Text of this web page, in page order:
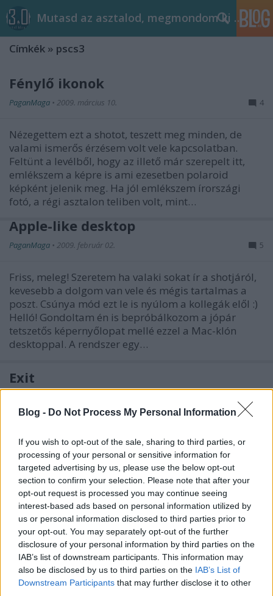
Blog - Do Not Process My Personal Information
If you wish to opt-out of the sale, sharing to third parties, or
processing of your personal or sensitive information for
targeted advertising by us, please use the below opt-out
section to confirm your selection. Please note that after your
opt-out request is processed you may continue seeing
interest-based ads based on personal information utilized by
us or personal information disclosed to third parties prior to
your opt-out. You may separately opt-out of the further
disclosure of your personal information by third parties on the
IAB’s list of downstream participants. This information may
also be disclosed by us to third parties on the IAB’s List of
Downstream Participants that may further disclose it to other
Mutasd az asztalod, megmondom ki vagy!
Címkék » pscs3
Fénylő ikonok
PaganMaga • 2009. március 10. 4
Nézegettem ezt a shotot, teszett meg minden, de
valami ismerős érzésem volt vele kapcsolatban.
Feltünt a levélből, hogy az illető már szerepelt itt,
emlékszem a képre is ami ezesetben polaroid
képként jelenik meg. Ha jól emlékszem írországi
fotó, a régi asztalon teliben volt, mint…
Apple-like desktop
PaganMaga • 2009. február 02. 5
Friss, meleg! Szeretem ha valaki sokat ír a shotjáról,
kevesebb a dolgom van vele és mégis tartalmas a
poszt. Csúnya mód ezt le is nyúlom a kollegák elől :)
Helló! Gondoltam én is bepróbálkozom a jópár
tetszetős képernyőlopat mellé ezzel a Mac-klón
desktoppal. A rendszer egy…
Exit
Egyklikkes ikonokat régen láttam, talán itt a blogon
nem is szerepelt még ilyen desktop. Szép kis
játéklista, mondjuk csak névről ismerem őket, a
portalon kívül egyikkel sem játszottam, bár ahogy
nézem eléggé egyvágásúak. A…
Vas, alkoss, gyarapíts!
PaganMaga•2009. január 12.
Cizoe jópár hete megkínált minket egy desktoppal,